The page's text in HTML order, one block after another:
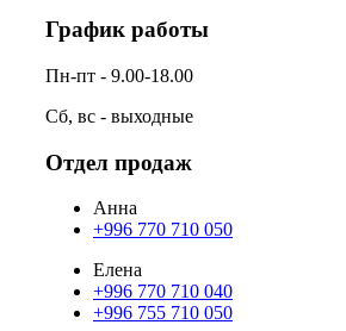
График работы
Пн-пт - 9.00-18.00
Сб, вс - выходные
Отдел продаж
Анна
+996 770 710 050
Елена
+996 770 710 040
+996 755 710 050